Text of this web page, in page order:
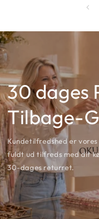
30 dages
Tilbage-
Kundetilfredshed er
fuldt ud tilfreds med dit
30-dages returret.